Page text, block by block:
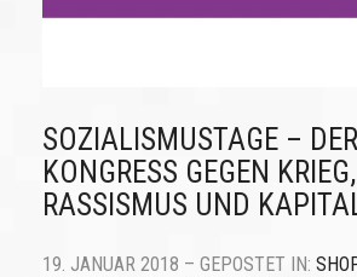
SOZIALISMUSTAGE – DER
KONGRESS GEGEN KRIEG,
RASSISMUS UND
19. JANUAR 2018 – GEPOSTET IN: